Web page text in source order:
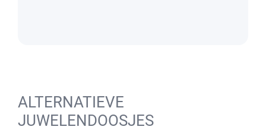
ALTERNATIEVE
JUWELENDOOSJES